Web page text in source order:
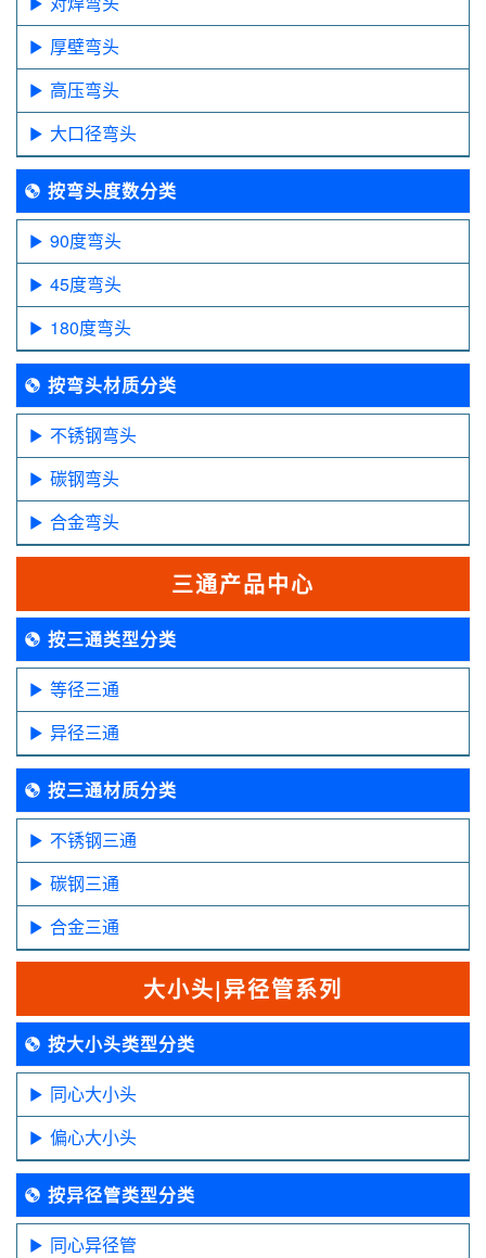
厚壁弯头
高压弯头
大口径弯头
按弯头度数分类
90度弯头
45度弯头
180度弯头
按弯头材质分类
不锈钢弯头
碳钢弯头
合金弯头
三通产品中心
按三通类型分类
等径三通
异径三通
按三通材质分类
不锈钢三通
碳钢三通
合金三通
大小头|异径管系列
按大小头类型分类
同心大小头
偏心大小头
按异径管类型分类
同心异径管